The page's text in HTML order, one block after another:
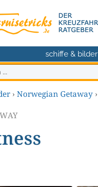
schiffe & bilder
› Norwegian Getaway ›